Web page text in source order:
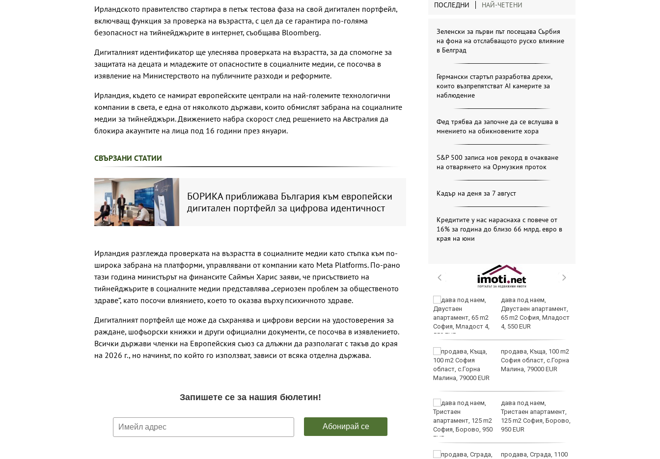
Ирландското правителство стартира в петък тестова фаза на свой дигитален портфейл,
включващ функция за проверка на възрастта, с цел да се гарантира по-голяма
безопасност на тийнейджърите в интернет, съобщава Bloomberg.
Дигиталният идентификатор ще улеснява проверката на възрастта, за да спомогне за
защитата на децата и младежите от опасностите в социалните медии, се посочва в
изявление на Министерството на публичните разходи и реформите.
Ирландия, където се намират европейските централи на най-големите технологични
компании в света, е една от няколкото държави, които обмислят забрана на социалните
медии за тийнейджъри. Движението набра скорост след решението на Австралия да
блокира акаунтите на лица под 16 години през януари.
СВЪРЗАНИ СТАТИИ
БОРИКА приближава България към европейски
дигитален портфейл за цифрова идентичност
Ирландия разглежда проверката на възрастта в социалните медии като стъпка към по-
широка забрана на платформи, управлявани от компании като Meta Platforms. По-рано
тази година министърът на финансите Саймън Харис заяви, че присъствието на
тийнейджърите в социалните медии представлява „сериозен проблем за общественото
здраве“, като посочи влиянието, което то оказва върху психичното здраве.
Дигиталният портфейл ще може да съхранява и цифрови версии на удостоверения за
раждане, шофьорски книжки и други официални документи, се посочва в изявлението.
Всички държави членки на Европейския съюз са длъжни да разполагат с такъв до края
на 2026 г., но начинът, по който го използват, зависи от всяка отделна държава.
ПОСЛЕДНИ НАЙ-ЧЕТЕНИ
Зеленски за първи път посещава Сърбия
на фона на отслабващото руско влияние
в Белград
Германски стартъп разработва дрехи,
които възпрепятстват AI камерите за
наблюдение
Фед трябва да започне да се вслушва в
мнението на обикновените хора
S&P 500 записа нов рекорд в очакване
на отварянето на Ормузкия проток
Кадър на деня за 7 август
Кредитите у нас нараснаха с повече от
16% за година до близо 66 млрд. евро в
края на юни
Оранжев код за
области днес
реагирали на 150
дава под наем,
Двустаен апартамент,
65 m2 София, Младост
4, 550 EUR
продава, Къща, 100 m2
София област, с.Горна
Малина, 79000 EUR
дава под наем,
Тристаен апартамент,
125 m2 София, Борово,
950 EUR
продава, Сграда, 1100